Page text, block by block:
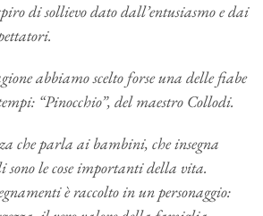
di sollievo dato dall’entusiasmo e dai
abbiamo scelto forse una delle fiabe
“Pinocchio”, del maestro Collodi.
che parla ai bambini, che insegna
le cose importanti della vita.
è raccolto in un personaggio: